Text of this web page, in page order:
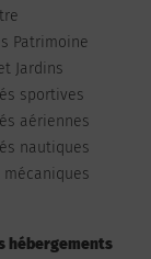
Patrimoine
Jardins
sportives
aériennes
nautiques
mécaniques
hébergements